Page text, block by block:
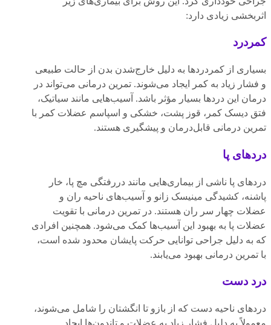
اثربخشی زیادی دارد:
کمردرد
بسیاری از کمردردها به دلیل خارج‌شدن بدن از حالت طبیعی
و فشار زیاد به کمر ایجاد می‌شوند. تمرین درمانی می‌تواند در
درمان این دردها بسیار مؤثر باشد. آسیب‌هایی مانند سیاتیک،
فتق دیسک کمر، قوز پشت، خشکی و اسپاسم عضلات کمر با
تمرین درمانی قابل‌درمان و پیشگیری هستند.
دردهای پا
دردهای پا ناشی از بیماری‌هایی مانند دررفتگی مچ پا، خار
پاشنه، کشیدگی مینیسک زانو و آسیب‌های ناحیه ران و
عضلات چهار سر ران هستند. در تمرین درمانی با تقویت
عضلات پا به بهبود این آسیب‌ها کمک می‌شود. همچنین افرادی
که به دلیل جراحی توانایی حرکت پایشان محدود شده است،
با تمرین درمانی بهبود می‌یابند.
درد دست
دردهای ناحیه دست که از بازو تا انگشتان را شامل می‌شوند،
معمولاً به دلیل فشار زیاد به عضلات و تاندون‌ها ایجاد